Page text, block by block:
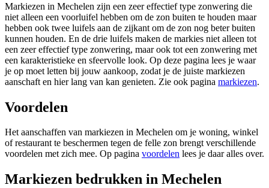
Markiezen in Mechelen zijn een zeer effectief type zonwering die
niet alleen een voorluifel hebben om de zon buiten te houden maar
hebben ook twee luifels aan de zijkant om de zon nog beter buiten
kunnen houden. En de drie luifels maken de markies niet alleen tot
een zeer effectief type zonwering, maar ook tot een zonwering met
een karakteristieke en sfeervolle look. Op deze pagina lees je waar
je op moet letten bij jouw aankoop, zodat je de juiste markiezen
aanschaft en hier lang van kan genieten. Zie ook pagina markiezen.
Voordelen
Het aanschaffen van markiezen in Mechelen om je woning, winkel
of restaurant te beschermen tegen de felle zon brengt verschillende
voordelen met zich mee. Op pagina voordelen lees je daar alles over.
Markiezen bedrukken in Mechelen